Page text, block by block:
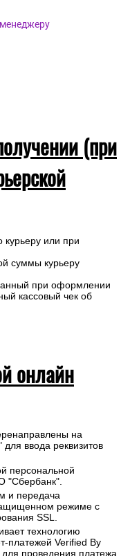
(при
или при
суммы курьеру
при оформлении
кассовый чек об
онлайн
на
ввода реквизитов
персональной
"Сбербанк".
и передача
режиме с
SSL.
технологию
платежей Verified By
проведения платежа